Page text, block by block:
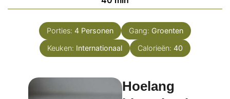
Porties: 4 Personen Gang: Groenten
Keuken: Internationaal Calorieën: 40
Hoelang